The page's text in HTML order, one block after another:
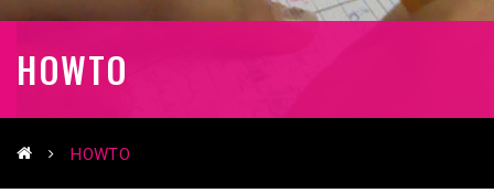
HOWTO
HOWTO